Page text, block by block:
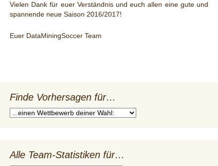
Vielen Dank für euer Verständnis und euch allen eine gute und
spannende neue Saison 2016/2017!
Euer DataMiningSoccer Team
Finde Vorhersagen für…
Alle Team-Statistiken für…